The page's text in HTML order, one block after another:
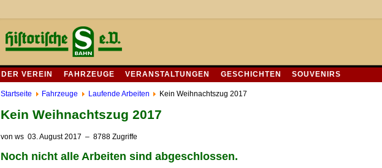
DER VEREIN FAHRZEUGE VERANSTALTUNGEN GESCHICHTEN SOUVENIRS
Startseite Fahrzeuge Laufende Arbeiten Kein Weihnachtszug 2017
Kein Weihnachtszug 2017
von ws 03. August 2017 – 8788 Zugriffe
Noch nicht alle Arbeiten sind abgeschlossen.